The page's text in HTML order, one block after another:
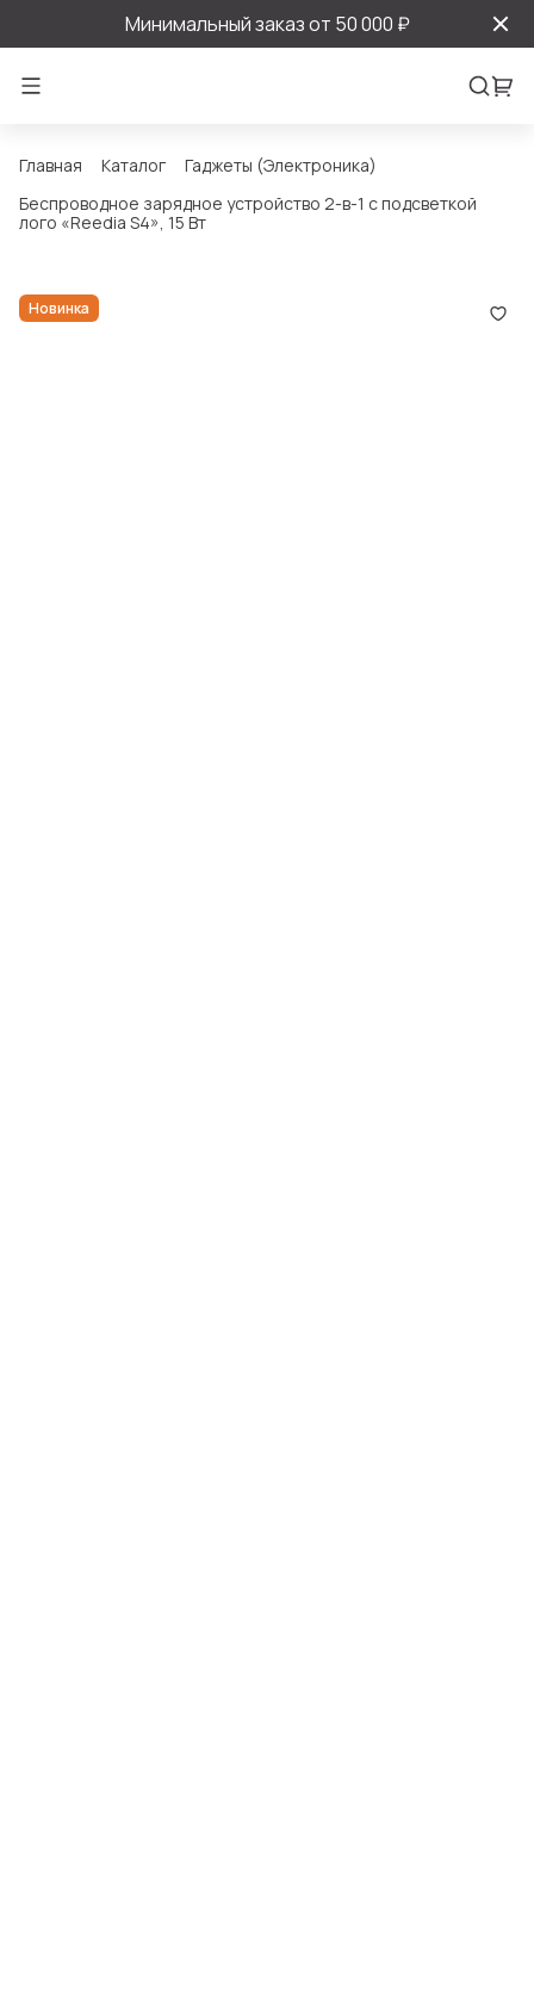
Минимальный заказ от 50 000 ₽
Главная Каталог
Гаджеты (Электроника)
Беспроводное зарядное устройство 2-в-1 с подсветкой
лого «Reedia S4», 15 Вт
Новинка